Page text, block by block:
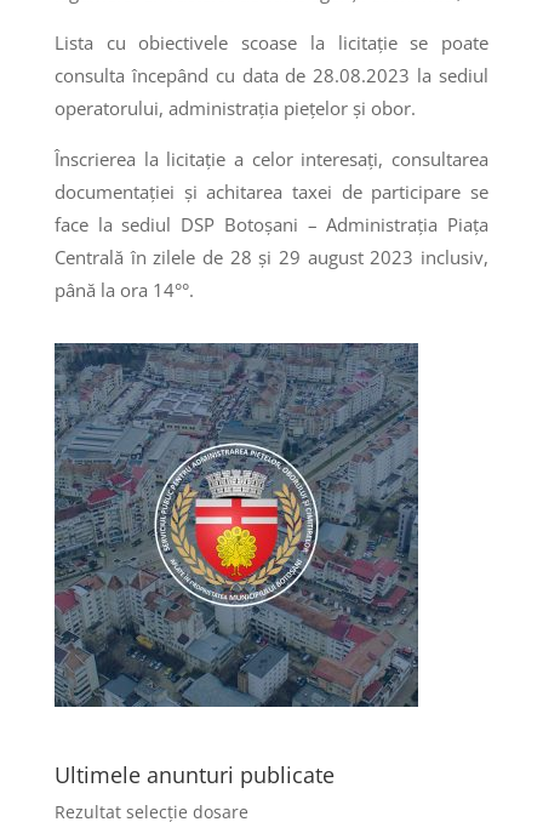
Lista cu obiectivele scoase la licitaţie se poate
consulta începând cu data de 28.08.2023 la sediul
operatorului, administrația piețelor și obor.
Înscrierea la licitaţie a celor interesaţi, consultarea
documentaţiei şi achitarea taxei de participare se
face la sediul DSP Botoşani – Administrația Piața
Centrală în zilele de 28 și 29 august 2023 inclusiv,
până la ora 14°°.
Ultimele anunturi publicate
Rezultat selecție dosare